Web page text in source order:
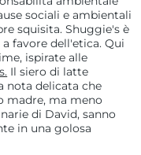
sociali e ambientali
squisita. Shuggie's è
favore dell'etica. Qui
ispirate alle
Il siero di latte
nota delicata che
madre, ma meno
di David, sanno
in una golosa